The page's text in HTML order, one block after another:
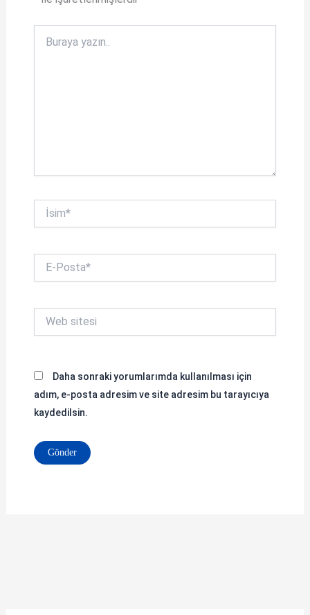
yazın..
İsim*
Posta*
sitesi
Daha sonraki yorumlarımda kullanılması için
adım, e-posta adresim ve site adresim bu tarayıcıya
kaydedilsin.